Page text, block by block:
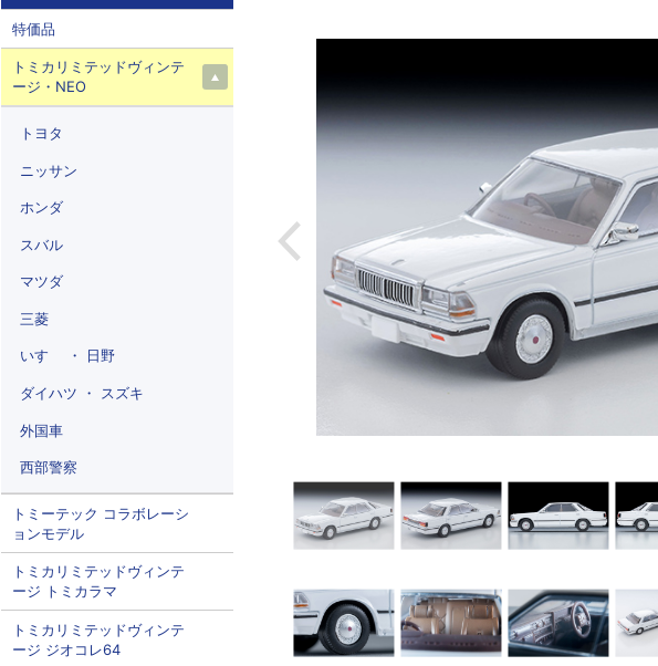
特価品
トミカリミテッドヴィンテ
ージ・NEO
トヨタ
ニッサン
ホンダ
スバル
マツダ
三菱
いすゞ ・ 日野
ダイハツ ・ スズキ
外国車
西部警察
トミーテック コラボレーシ
ョンモデル
トミカリミテッドヴィンテ
ージ トミカラマ
トミカリミテッドヴィンテ
ージ ジオコレ64